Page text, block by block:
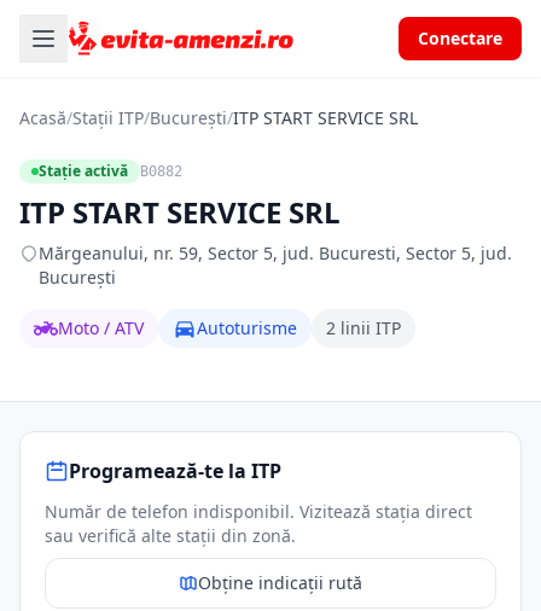
Conectare
Acasă/Stații ITP/București/ITP START SERVICE SRL
Stație activă B0882
ITP START SERVICE SRL
Mărgeanului, nr. 59, Sector 5, jud. Bucuresti, Sector 5, jud.
București
Moto / ATV Autoturisme 2 linii ITP
Programează-te la ITP
Număr de telefon indisponibil. Vizitează stația direct
sau verifică alte stații din zonă.
Obține indicații rută